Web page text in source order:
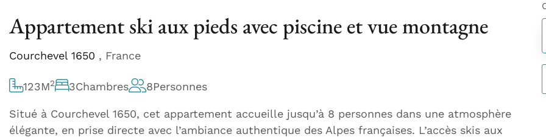
Appartement ski aux pieds avec piscine et vue montagne
Courchevel 1650 , France
123M2 3Chambres 8Personnes
Situé à Courchevel 1650, cet appartement accueille jusqu’à 8 personnes dans une atmosphère
élégante, en prise directe avec l’ambiance authentique des Alpes françaises. L’accès skis aux